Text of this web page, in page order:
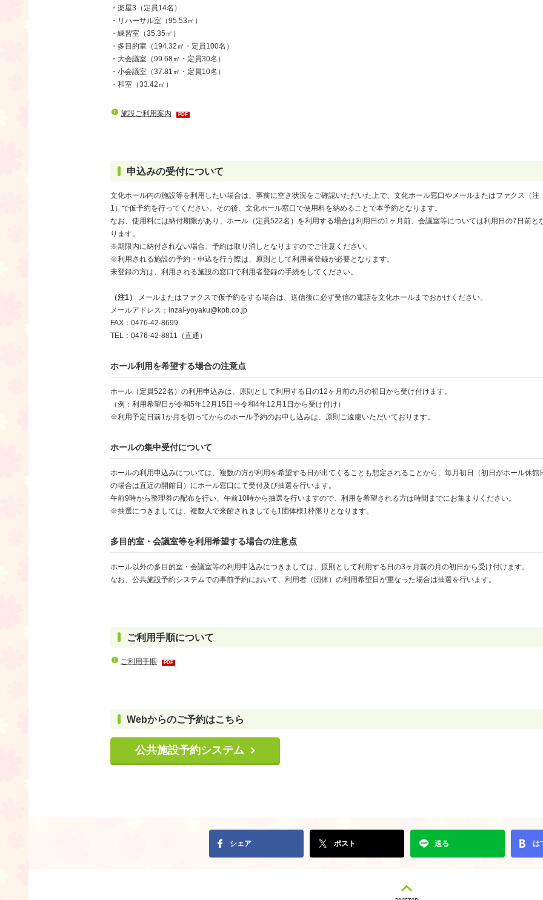
・楽屋3（定員14名）
・リハーサル室（95.53㎡）
・練習室（35.35㎡）
・多目的室（194.32㎡・定員100名）
・大会議室（99.68㎡・定員30名）
・小会議室（37.81㎡・定員10名）
・和室（33.42㎡）
施設ご利用案内 PDF
申込みの受付について
文化ホール内の施設等を利用したい場合は、事前に空き状況をご確認いただいた上で、文化ホール窓口やメールまたはファクス（注
1）で仮予約を行ってください。その後、文化ホール窓口で使用料を納めることで本予約となります。
なお、使用料には納付期限があり、ホール（定員522名）を利用する場合は利用日の1ヶ月前、会議室等については利用日の7日前と
ります。
※期限内に納付されない場合、予約は取り消しとなりますのでご注意ください。
※利用される施設の予約・申込を行う際は、原則として利用者登録が必要となります。
未登録の方は、利用される施設の窓口で利用者登録の手続をしてください。
（注1）
メールまたはファクスで仮予約をする場合は、送信後に必ず受信の電話を文化ホールまでおかけください。
メールアドレス：inzai-yoyaku@kpb.co.jp
FAX：0476-42-8699
TEL：0476-42-8811（直通）
ホール利用を希望する場合の注意点
ホール（定員522名）の利用申込みは、原則として利用する日の12ヶ月前の月の初日から受け付けます。
（例：利用希望日が令和5年12月15日⇒令和4年12月1日から受け付け）
※利用予定日前1か月を切ってからのホール予約のお申し込みは、原則ご遠慮いただいております。
ホールの集中受付について
ホールの利用申込みについては、複数の方が利用を希望する日が出てくることも想定されることから、毎月初日（初日がホール休館
の場合は直近の開館日）にホール窓口にて受付及び抽選を行います。
午前9時から整理券の配布を行い、午前10時から抽選を行いますので、利用を希望される方は時間までにお集まりください。
※抽選につきましては、複数人で来館されましても1団体様1枠限りとなります。
多目的室・会議室等を利用希望する場合の注意点
ホール以外の多目的室・会議室等の利用申込みにつきましては、原則として利用する日の3ヶ月前の月の初日から受け付けます。
なお、公共施設予約システムでの事前予約において、利用者（団体）の利用希望日が重なった場合は抽選を行います。
ご利用手順について
ご利用手順 PDF
Webからのご予約はこちら
公共施設予約システム
シェア ポスト 送る は